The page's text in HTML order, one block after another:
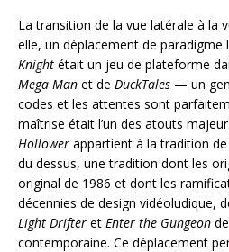
La transition de la vue latérale à la
elle, un déplacement de paradigme
Knight était un jeu de plateforme
Mega Man et de DuckTales — un
codes et les attentes sont
maîtrise était l’un des atouts
Hollower appartient à la tradition
du dessus, une tradition dont les
original de 1986 et dont les
décennies de design vidéoludique,
Light Drifter et Enter the Gungeon
contemporaine. Ce déplacement